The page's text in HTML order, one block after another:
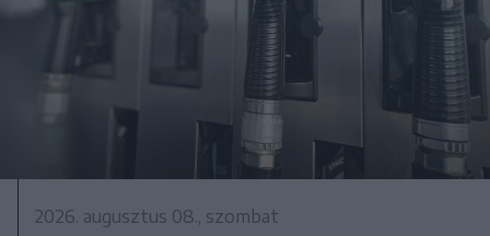
2026. augusztus 08., szombat